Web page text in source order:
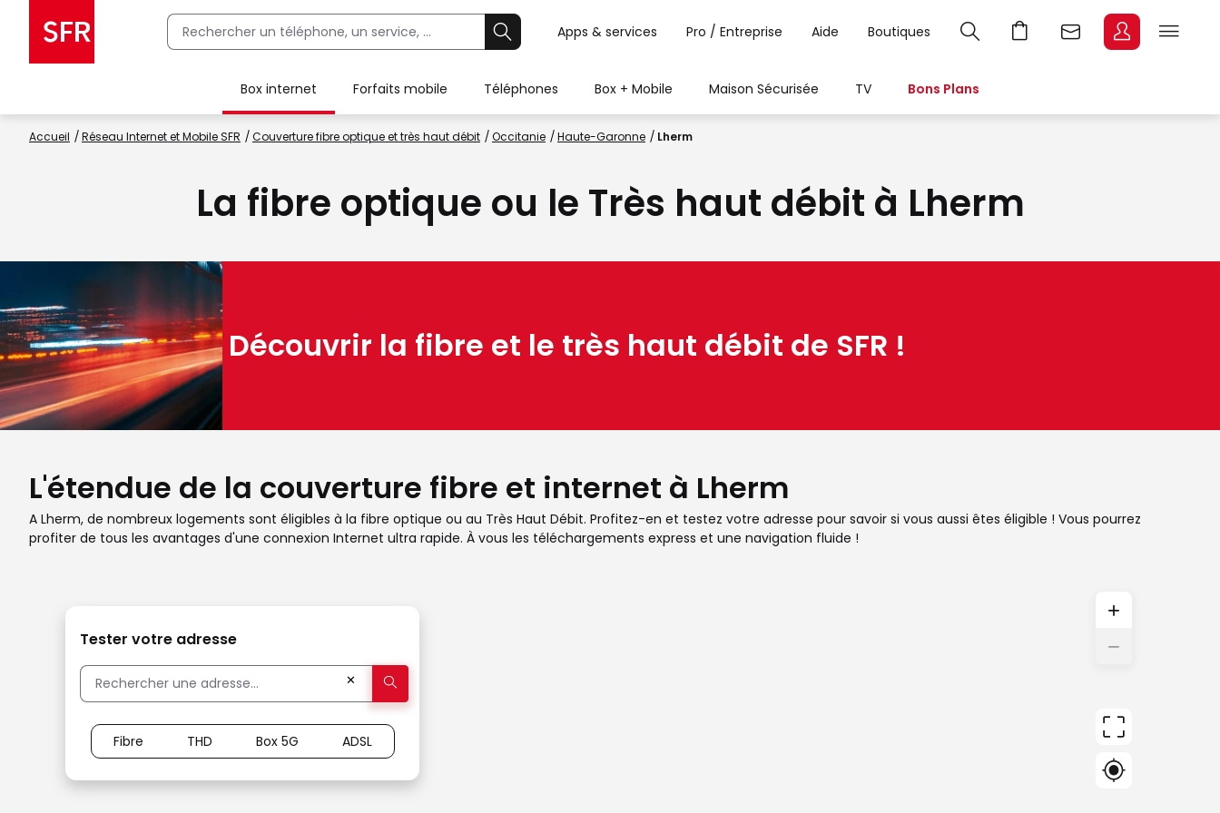
Apps & services Pro / Entreprise Aide Boutiques
Box internet Forfaits mobile Téléphones Box + Mobile Maison Sécurisée TV Bons Plans
Accueil Réseau Internet et Mobile SFR Couverture fibre optique et très haut débit Occitanie Haute-Garonne Lherm
La fibre optique ou le Très haut débit à Lherm
Découvrir la fibre et le très haut débit de SFR !
L'étendue de la couverture fibre et internet à Lherm
A Lherm, de nombreux logements sont éligibles à la fibre optique ou au Très Haut Débit. Profitez-en et testez votre adresse pour savoir si vous aussi êtes éligible ! Vous pourrez
profiter de tous les avantages d'une connexion Internet ultra rapide. À vous les téléchargements express et une navigation fluide !
+
−
Tester votre adresse
✕
Fibre THD Box 5G ADSL